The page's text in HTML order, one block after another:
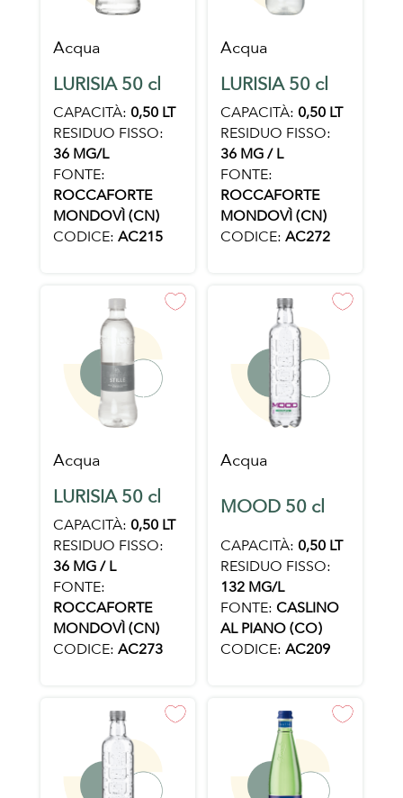
Acqua
LURISIA 50 cl
CAPACITÀ: 0,50 LT
RESIDUO FISSO:
36 MG/L
FONTE:
ROCCAFORTE
MONDOVÌ (CN)
CODICE: AC215
Acqua
LURISIA 50 cl
CAPACITÀ: 0,50 LT
RESIDUO FISSO:
36 MG / L
FONTE:
ROCCAFORTE
MONDOVÌ (CN)
CODICE: AC272
Acqua
LURISIA 50 cl
CAPACITÀ: 0,50 LT
RESIDUO FISSO:
36 MG / L
FONTE:
ROCCAFORTE
MONDOVÌ (CN)
CODICE: AC273
Acqua
MOOD 50 cl
CAPACITÀ: 0,50 LT
RESIDUO FISSO:
132 MG/L
FONTE: CASLINO
AL PIANO (CO)
CODICE: AC209